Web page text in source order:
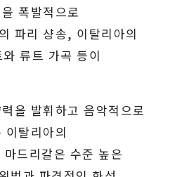
폭발적으로
파리 샹송, 이탈리아의
류트 가곡 등이
을 발휘하고 음악적으로
탈리아의
드리갈은 수준 높은